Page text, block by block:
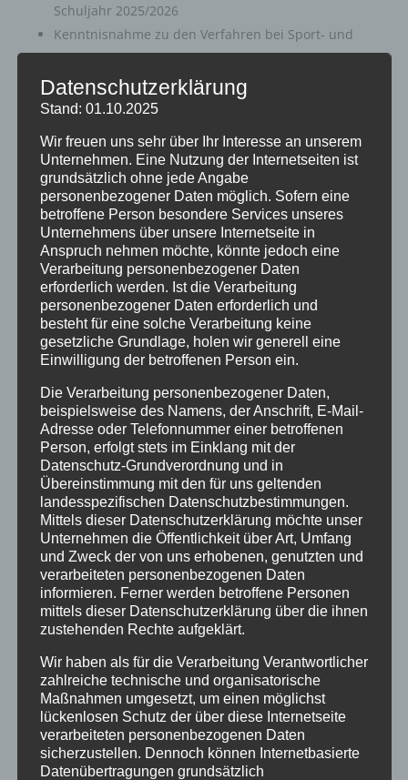
Schuljahr 2025/2026
Kenntnisnahme zu den Verfahren bei Sport- und
Schwimmunterricht, Klassenfahrten,
Entschuldigungen, Beurlaubungen 2025/2026
aus, um einen reibungslosen Ablauf der
Anmeldegespräche zu gewährleisten.
Ferner darüber hinaus werden die folgenden
Unterlagen benötigt:
Anmeldebogen der Stadt Dortmund
(Original/Erhalten Sie über die Grundschulen.)
Halbjahreszeugnis der 4. Klasse (Kopie)
Nachweis über Masernimpfschutz (Kopie des
Impfausweises)
Personalausweis (Kopie)
Anmeldeformular für den herkunftssprachlichen
Unterricht (diesen können Siehierherunterladen,
falls sie ihr Kind anmelden möchten)
Sonstige Bescheinigungen oder Atteste, die Ihrer
Ansicht nach der Schule bekannt sein sollten
Achtung:Ohne den originalen Anmeldebogen der
Stadt Dortmund, können wir kein persönliches
Anmeldegespräch mit Ihnen führen!
Sollten Sie zu Hause über keinen Drucker verfügen,
können Sie sich die Anmeldeformulare auch bei uns
in der Schule ausgedruckt abholen. Bitte melden Sie
sich dazu telefonisch imSekretariat unter0231-50
23 136.
Erst, wenn wir diese Unterlagen von Ihnen erhalten
haben, können wir Ihr Kind abschließend am
Datenschutzerklärung
Stand: 01.10.2025
Wir freuen uns sehr über Ihr Interesse an unserem
Unternehmen. Eine Nutzung der Internetseiten ist
grundsätzlich ohne jede Angabe
personenbezogener Daten möglich. Sofern eine
betroffene Person besondere Services unseres
Unternehmens über unsere Internetseite in
Anspruch nehmen möchte, könnte jedoch eine
Verarbeitung personenbezogener Daten
erforderlich werden. Ist die Verarbeitung
personenbezogener Daten erforderlich und
besteht für eine solche Verarbeitung keine
gesetzliche Grundlage, holen wir generell eine
Einwilligung der betroffenen Person ein.
Die Verarbeitung personenbezogener Daten,
beispielsweise des Namens, der Anschrift, E-Mail-
Adresse oder Telefonnummer einer betroffenen
Person, erfolgt stets im Einklang mit der
Datenschutz-Grundverordnung und in
Übereinstimmung mit den für uns geltenden
landesspezifischen Datenschutzbestimmungen.
Mittels dieser Datenschutzerklärung möchte unser
Unternehmen die Öffentlichkeit über Art, Umfang
und Zweck der von uns erhobenen, genutzten und
verarbeiteten personenbezogenen Daten
informieren. Ferner werden betroffene Personen
mittels dieser Datenschutzerklärung über die ihnen
zustehenden Rechte aufgeklärt.
Wir haben als für die Verarbeitung Verantwortlicher
zahlreiche technische und organisatorische
Maßnahmen umgesetzt, um einen möglichst
lückenlosen Schutz der über diese Internetseite
verarbeiteten personenbezogenen Daten
sicherzustellen. Dennoch können Internetbasierte
Datenübertragungen grundsätzlich